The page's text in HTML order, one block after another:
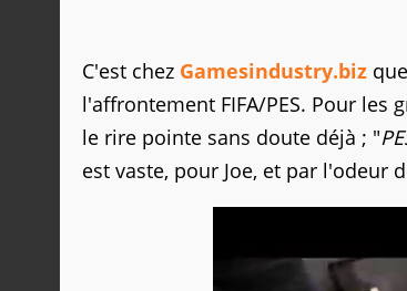
C'est chez Gamesindustry.biz que
l'affrontement FIFA/PES. Pour
le rire pointe sans doute déjà ; "
est vaste, pour Joe, et par l'odeur